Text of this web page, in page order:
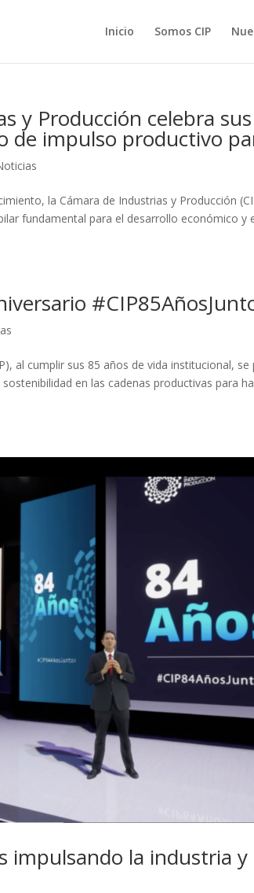
Inicio Somos CIP
y Producción celebra
de impulso productivo
la Cámara de Industrias y Producción
fundamental para el desarrollo económico y
al cumplir sus 85 años de vida institucional,
en las cadenas productivas para
impulsando la industria